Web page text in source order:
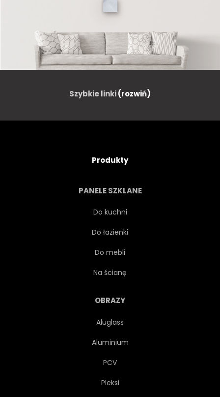
Szybkie linki(rozwiń)
Produkty
PANELE SZKLANE
Do kuchni
Do łazienki
Do mebli
Na ścianę
OBRAZY
Aluglass
Aluminium
PCV
Pleksi